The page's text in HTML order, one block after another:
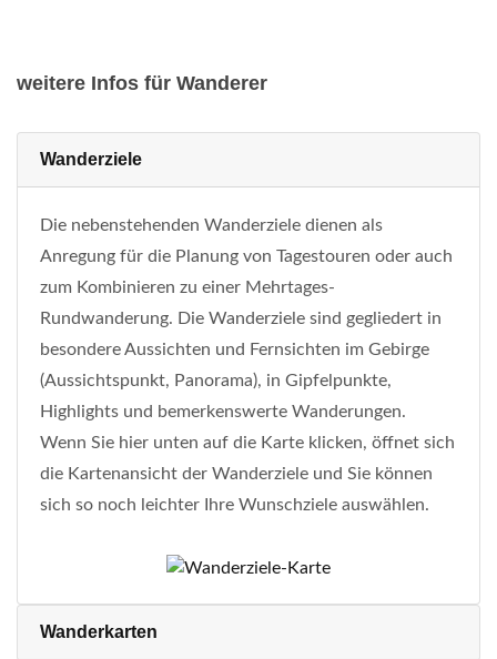
weitere Infos für Wanderer
Wanderziele
Die nebenstehenden Wanderziele dienen als
Anregung für die Planung von Tagestouren oder auch
zum Kombinieren zu einer Mehrtages-
Rundwanderung. Die Wanderziele sind gegliedert in
besondere Aussichten und Fernsichten im Gebirge
(Aussichtspunkt, Panorama), in Gipfelpunkte,
Highlights und bemerkenswerte Wanderungen.
Wenn Sie hier unten auf die Karte klicken, öffnet sich
die Kartenansicht der Wanderziele und Sie können
sich so noch leichter Ihre Wunschziele auswählen.
Wanderkarten